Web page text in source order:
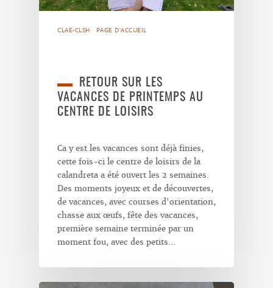
CLAE-CLSH PAGE D'ACCUEIL
RETOUR SUR LES
VACANCES DE PRINTEMPS AU
CENTRE DE LOISIRS
Ca y est les vacances sont déjà finies,
cette fois-ci le centre de loisirs de la
calandreta a été ouvert les 2 semaines.
Des moments joyeux et de découvertes,
de vacances, avec courses d'orientation,
chasse aux œufs, fête des vacances,
première semaine terminée par un
moment fou, avec des petits…